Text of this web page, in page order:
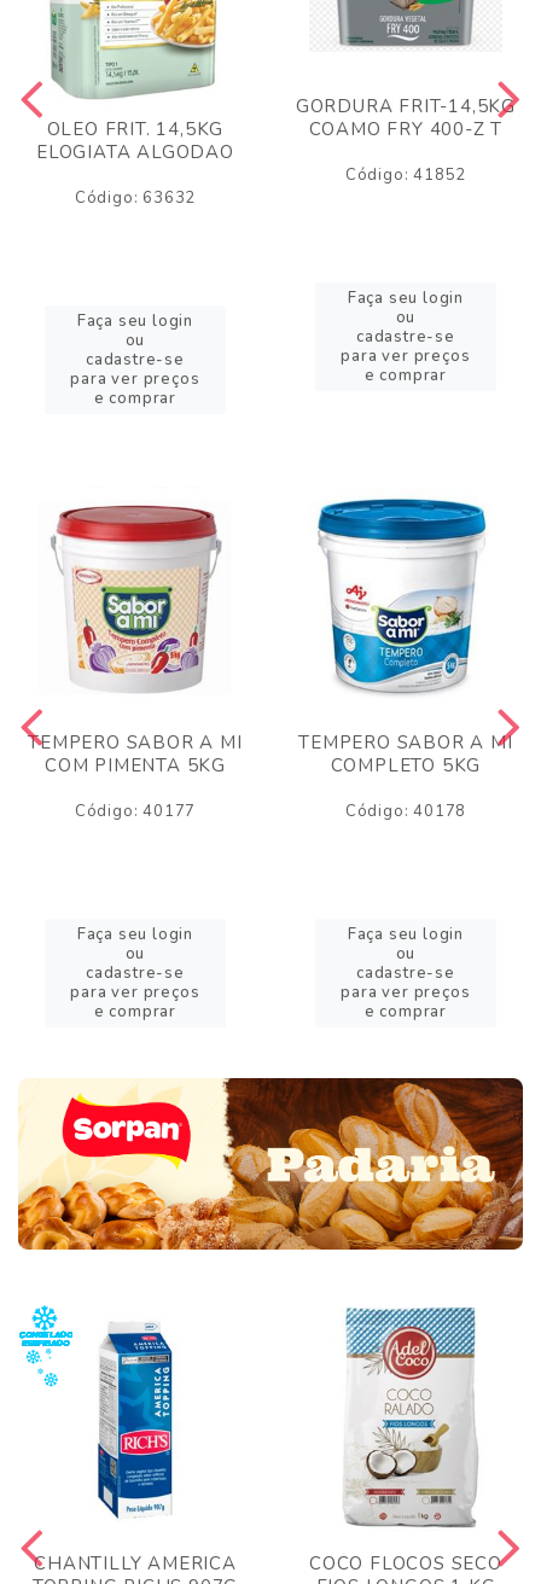
OLEO FRIT. 14,5KG
ELOGIATA ALGODAO
Código: 63632
Faça seu login
ou
cadastre-se
para ver preços
e comprar
GORDURA FRIT-14,5KG
COAMO FRY 400-Z T
Código: 41852
Faça seu login
ou
cadastre-se
para ver preços
e comprar
TEMPERO SABOR A MI
COM PIMENTA 5KG
Código: 40177
Faça seu login
ou
cadastre-se
para ver preços
e comprar
TEMPERO SABOR A MI
COMPLETO 5KG
Código: 40178
Faça seu login
ou
cadastre-se
para ver preços
e comprar
CHANTILLY AMERICA
COCO FLOCOS SECO